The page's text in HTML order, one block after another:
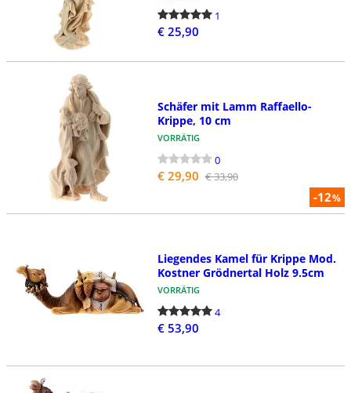
1
€ 25,90
-12%
Schäfer mit Lamm Raffaello-
Krippe, 10 cm
VORRÄTIG
0
€ 29,90 € 33,90
Liegendes Kamel für Krippe Mod.
Kostner Grödnertal Holz 9.5cm
VORRÄTIG
4
€ 53,90